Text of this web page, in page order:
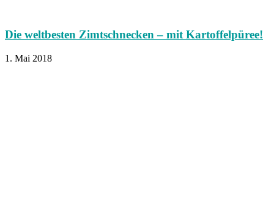
Die weltbesten Zimtschnecken – mit Kartoffelpüree!
1. Mai 2018